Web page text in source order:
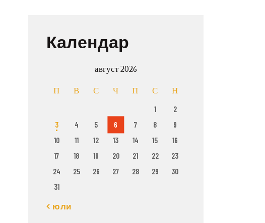
Календар
август 2026
П В С Ч П С Н
1
2
3
4 5 6 7 8
9
10
11 12 13 14 15
16
17
18 19 20 21 22
23
24
25 26 27 28 29
30
31
« юли